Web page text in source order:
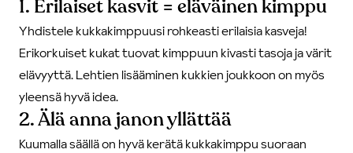
1. Erilaiset kasvit = eläväinen kimppu
Yhdistele kukkakimppuusi rohkeasti erilaisia kasveja!
Erikorkuiset kukat tuovat kimppuun kivasti tasoja ja värit
elävyyttä. Lehtien lisääminen kukkien joukkoon on myös
yleensä hyvä idea.
2. Älä anna janon yllättää
Kuumalla säällä on hyvä kerätä kukkakimppu suoraan